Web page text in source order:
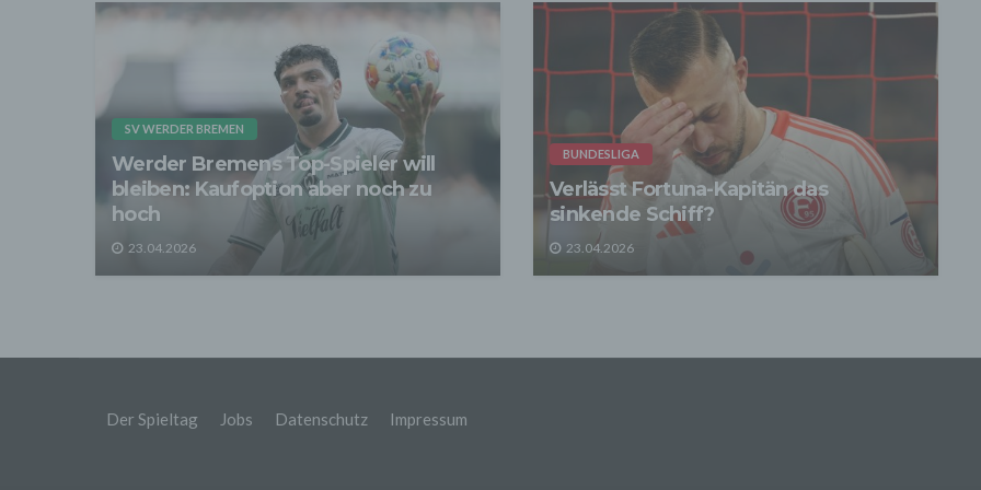
SV WERDER BREMEN
Werder Bremens Top-Spieler will
bleiben: Kaufoption aber noch zu
hoch
23.04.2026
BUNDESLIGA
Verlässt Fortuna-Kapitän das
sinkende Schiff?
23.04.2026
Der Spieltag Jobs Datenschutz Impressum
Sofern im Rahmen dieser Datenschutzerklärung Inhalte, Werkzeuge oder
sonstige Mittel von anderen Anbietern (nachfolgend gemeinsam bezeichnet
"Dritt-Anbieter") eingesetzt werden und deren genannter Sitz im Ausland ist,
davon auszugehen, dass ein Datentransfer in die Sitzstaaten der Dritt-
stattfindet. Die Übermittlung von Daten in Drittstaaten erfolgt entweder auf
Grundlage einer gesetzlichen Erlaubnis, einer Einwilligung der Nutzer oder
spezieller Vertragsklauseln, die eine gesetzlich vorausgesetzte Sicherheit
Daten gewährleisten.
3. Verarbeitung personenbezogener Daten
Die personenbezogenen Daten werden, neben den ausdrücklich in dieser
Datenschutzerklärung genannten Verwendung, für die folgenden Zwecke auf
Grundlage gesetzlicher Erlaubnisse oder Einwilligungen der Nutzer
- Die Zurverfügungstellung, Ausführung, Pflege, Optimierung und Sicherung
andere Zwecke, wenn diese notwendig sind, um unsere vertraglichen